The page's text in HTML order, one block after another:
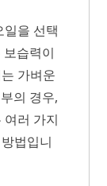
을 선택
습력이
가벼운
의 경우,
러 가지
법입니